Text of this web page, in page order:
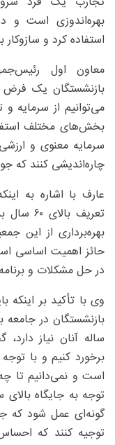
بهره‌اندوزی است و
استفاده کرد و سازوکار
معاون اول
بازنشستگان یک فرض
می‌توانیم از سرمایه و
بخش‌های مختلف
سرمایه معنوی و
چاره‌اندیشی کنند که
عارف با اشاره به
حائز اهمیت اساسی
در حل مشکلات و
وی با تأکید بر اینکه
ساله آنان نیاز
برخورد کنیم و با
است و نمی‌دانیم تا
توجه به جایگاه بالای
گونه‌ای عمل شود که
توجیه کنند که